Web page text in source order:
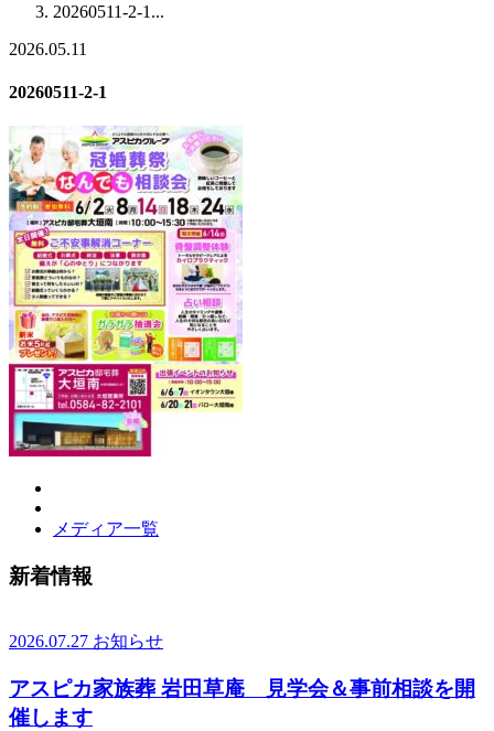
20260511-2-1...
2026.05.11
20260511-2-1
メディア一覧
新着情報
2026.07.27 お知らせ
アスピカ家族葬 岩田草庵 見学会＆事前相談を開
催します